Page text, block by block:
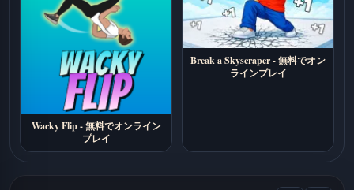
Wacky Flip - 無料でオンライン
プレイ
Break a Skyscraper - 無料でオン
ラインプレイ